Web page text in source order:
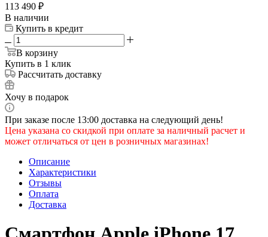
113 490 ₽
В наличии
Купить в кредит
В корзину
Купить в 1 клик
Рассчитать доставку
Хочу в подарок
При заказе после 13:00 доставка на следующий день!
Цена указана со скидкой при оплате за наличный расчет и
может отличаться от цен в розничных магазинах!
Описание
Характеристики
Отзывы
Оплата
Доставка